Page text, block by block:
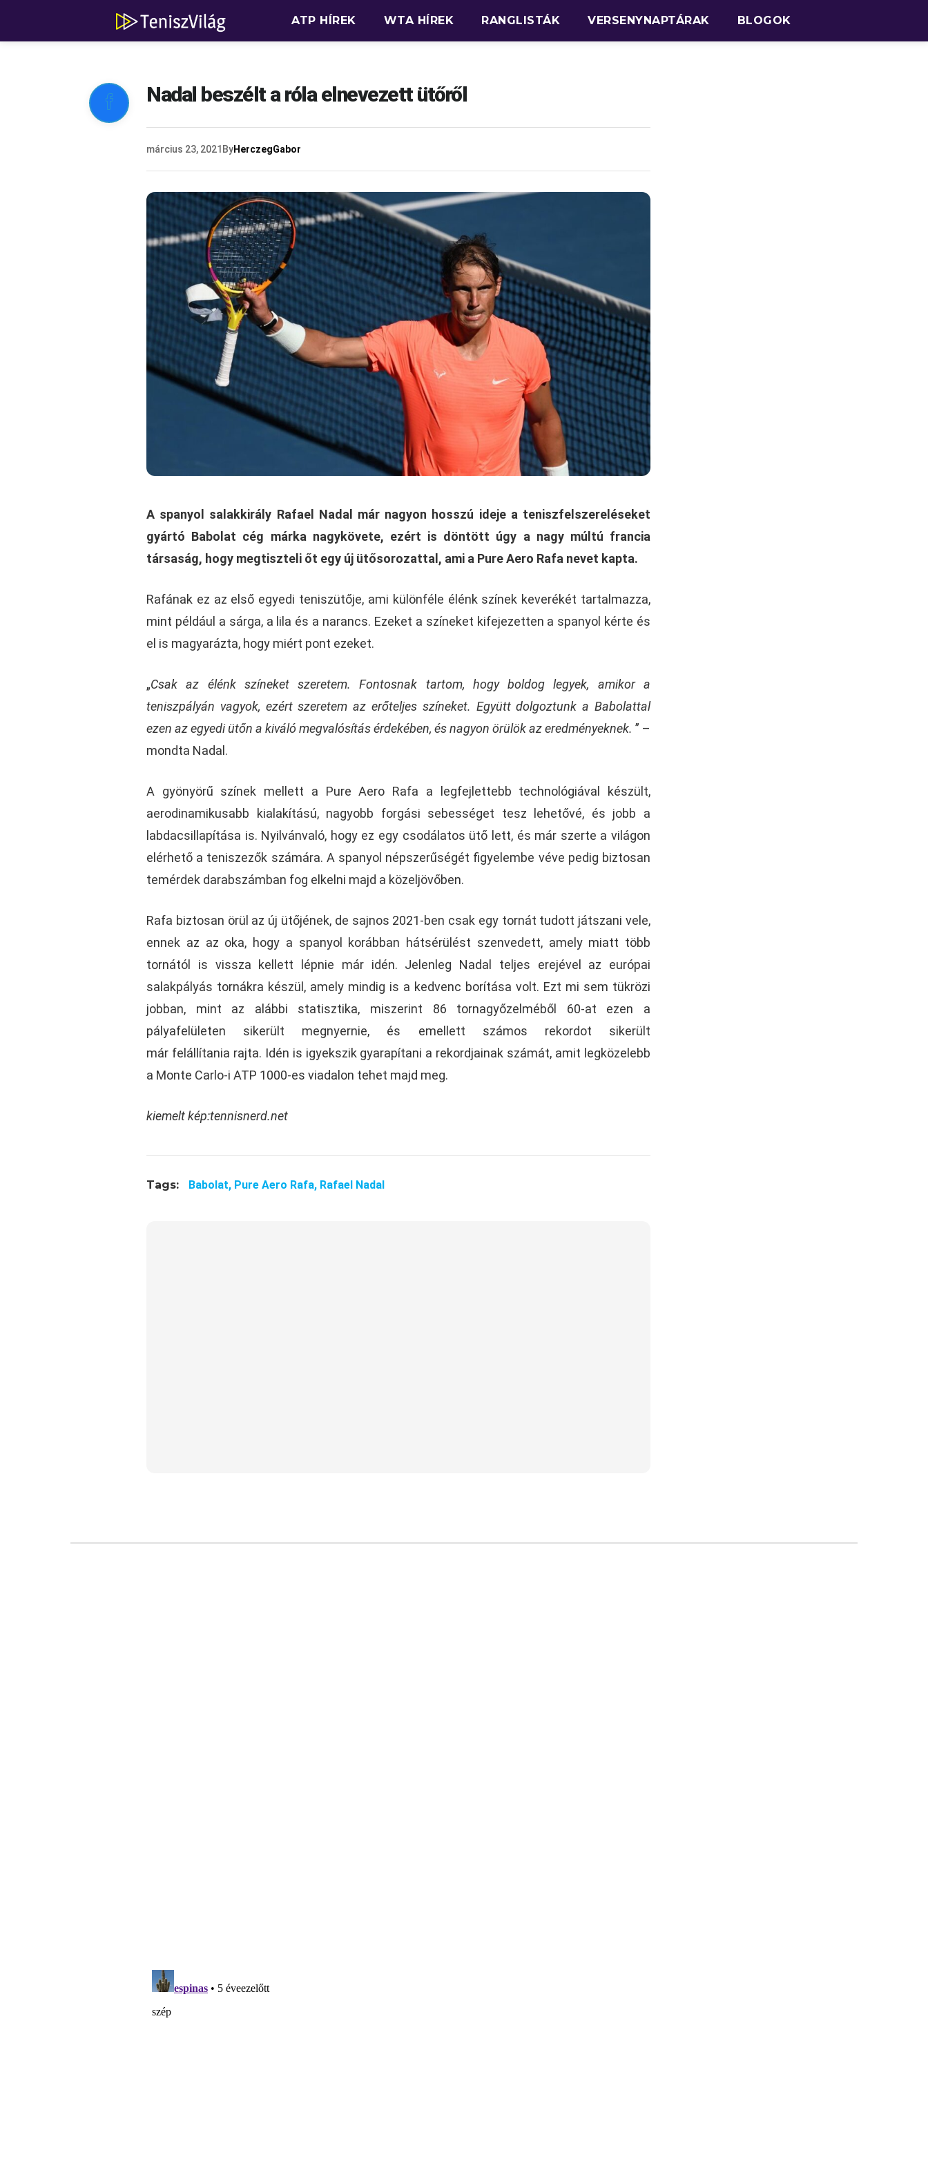
ATP HÍREK WTA HÍREK RANGLISTÁK VERSENYNAPTÁRAK BLOGOK
 Nadal beszélt a róla elnevezett ütőről
március 23, 2021 ByHerczegGabor
A spanyol salakkirály Rafael Nadal már nagyon hosszú ideje a teniszfelszereléseket
gyártó Babolat cég márka nagykövete, ezért is döntött úgy a nagy múltú francia
társaság, hogy megtiszteli őt egy új ütősorozattal, ami a Pure Aero Rafa nevet kapta.
Rafának ez az első egyedi teniszütője, ami különféle élénk színek keverékét tartalmazza,
mint például a sárga, a lila és a narancs. Ezeket a színeket kifejezetten a spanyol kérte és
el is magyarázta, hogy miért pont ezeket.
„Csak az élénk színeket szeretem. Fontosnak tartom, hogy boldog legyek, amikor a
teniszpályán vagyok, ezért szeretem az erőteljes színeket. Együtt dolgoztunk a Babolattal
ezen az egyedi ütőn a kiváló megvalósítás érdekében, és nagyon örülök az eredményeknek. ” –
mondta Nadal.
A gyönyörű színek mellett a Pure Aero Rafa a legfejlettebb technológiával készült,
aerodinamikusabb kialakítású, nagyobb forgási sebességet tesz lehetővé, és jobb a
labdacsillapítása is. Nyilvánvaló, hogy ez egy csodálatos ütő lett, és már szerte a világon
elérhető a teniszezők számára. A spanyol népszerűségét figyelembe véve pedig biztosan
temérdek darabszámban fog elkelni majd a közeljövőben.
Rafa biztosan örül az új ütőjének, de sajnos 2021-ben csak egy tornát tudott játszani vele,
ennek az az oka, hogy a spanyol korábban hátsérülést szenvedett, amely miatt több
tornától is vissza kellett lépnie már idén. Jelenleg Nadal teljes erejével az európai
salakpályás tornákra készül, amely mindig is a kedvenc borítása volt. Ezt mi sem tükrözi
jobban, mint az alábbi statisztika, miszerint 86 tornagyőzelméből 60-at ezen a
pályafelületen sikerült megnyernie, és emellett számos rekordot sikerült
már felállítania rajta. Idén is igyekszik gyarapítani a rekordjainak számát, amit legközelebb
a Monte Carlo-i ATP 1000-es viadalon tehet majd meg.
kiemelt kép:tennisnerd.net
Tags: Babolat, Pure Aero Rafa, Rafael Nadal